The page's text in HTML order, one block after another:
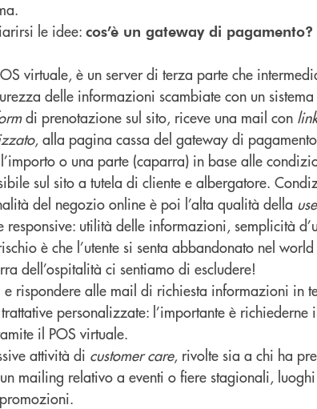
le idee: cos’è un gateway di pagamento?
virtuale, è un server di terza parte che
delle informazioni scambiate con un
di prenotazione sul sito, riceve una mail con link
, alla pagina cassa del gateway di
o una parte (caparra) in base alle
sul sito a tutela di cliente e albergatore.
del negozio online è poi l’alta qualità della
utilità delle informazioni, semplicità
è che l’utente si senta abbandonato nel
dell’ospitalità ci sentiamo di escludere!
e rispondere alle mail di richiesta informazioni in
personalizzate: l’importante è richiederne
il POS virtuale.
attività di customer care, rivolte sia a chi ha
mailing relativo a eventi o fiere stagionali,